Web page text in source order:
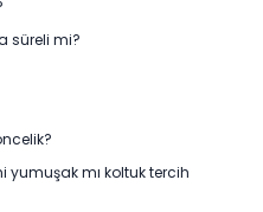
süreli mi?
yumuşak mı koltuk tercih